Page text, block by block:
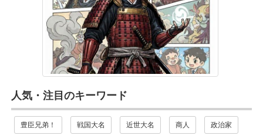
人気・注目のキーワード
豊臣兄弟！ 戦国大名 近世大名 商人 政治家